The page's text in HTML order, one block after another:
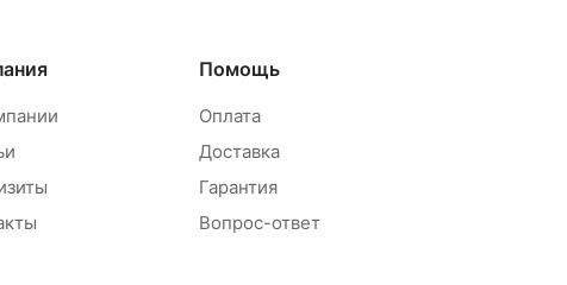
Помощь
Оплата
Доставка
Гарантия
Вопрос-ответ